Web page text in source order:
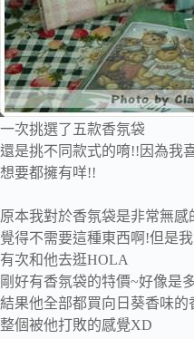
一次挑選了五款香氛袋
還是挑不同款式的唷!!因為我
想要都擁有咩!!
原本我對於香氛袋是非常無感
覺得不需要這種東西啊!但是
有次和他去逛HOLA
剛好有香氛袋的特價~好像是
結果他全部都買向日葵香味的
整個被他打敗的感覺XD